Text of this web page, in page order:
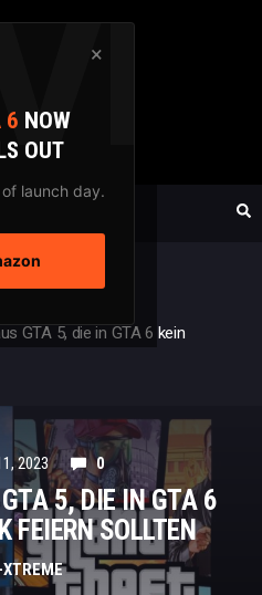
×
6 NOW
OUT
launch day.
SEIT 2003
GTA 5, die in GTA 6 kein
2023 0
5, DIE IN GTA 6
FEIERN SOLLTEN